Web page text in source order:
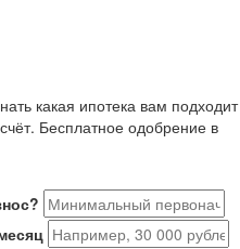
какая ипотека вам подходит
Бесплатное одобрение в